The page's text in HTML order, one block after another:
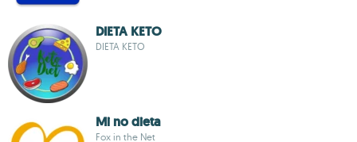
DIETA KETO
DIETA KETO
Mi no dieta
Fox in the Net